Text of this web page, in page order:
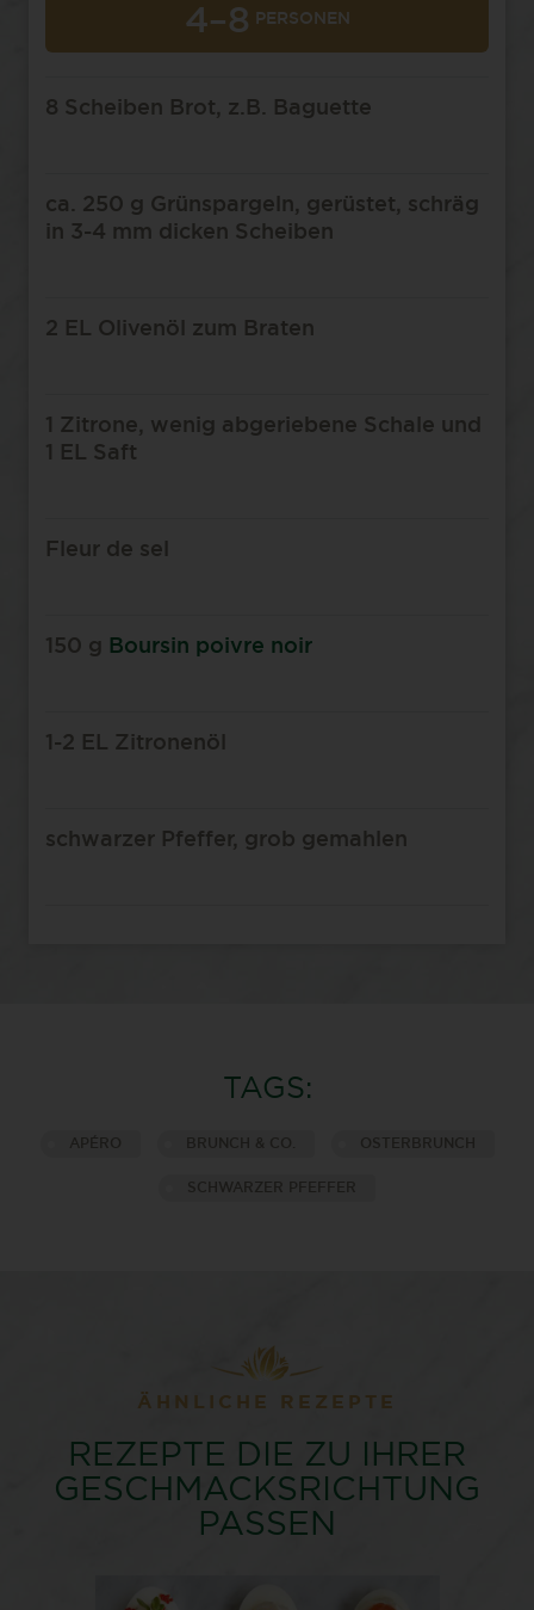
4–8 PERSONEN
8 Scheiben Brot, z.B. Baguette
ca. 250 g Grünspargeln, gerüstet, schräg
in 3-4 mm dicken Scheiben
2 EL Olivenöl zum Braten
1 Zitrone, wenig abgeriebene Schale und
1 EL Saft
Fleur de sel
150 g Boursin poivre noir
1-2 EL Zitronenöl
schwarzer Pfeffer, grob gemahlen
TAGS:
APÉRO BRUNCH & CO. OSTERBRUNCH
SCHWARZER PFEFFER
ÄHNLICHE REZEPTE
REZEPTE DIE ZU IHRER
GESCHMACKSRICHTUNG
PASSEN